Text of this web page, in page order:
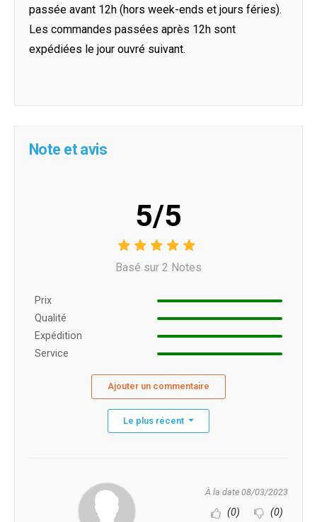
passée avant 12h (hors week-ends et jours féries).
Les commandes passées après 12h sont
expédiées le jour ouvré suivant.
Note et avis
5/5
Basé sur 2 Notes
Prix ​​
Qualité
Expédition
Service
Ajouter un commentaire
Le plus récent
À la date 08/03/2023
(0) (0)